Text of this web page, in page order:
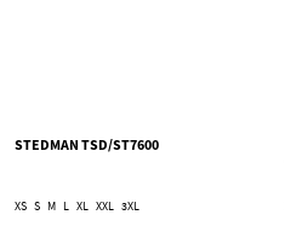
STEDMAN TSD/ST7600
XS S M L XL XXL 3XL